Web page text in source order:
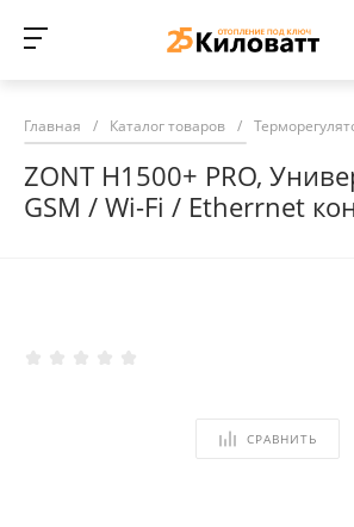
Главная / Каталог товаров /
ZONT H1500+ PRO,
GSM / Wi-Fi / Etherrnet
СРАВНИТЬ